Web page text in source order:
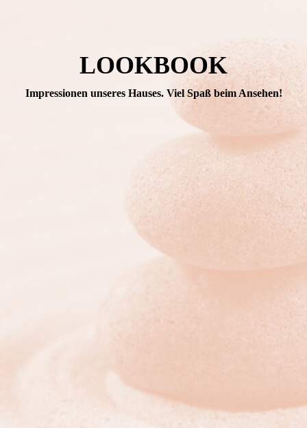
LOOKBOOK
Impressionen unseres Hauses. Viel Spaß beim Ansehen!